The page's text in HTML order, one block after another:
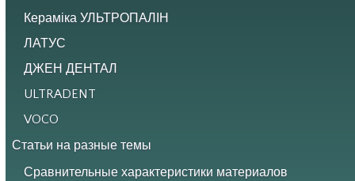
Кераміка УЛЬТРОПАЛІН
ЛАТУС
ДЖЕН ДЕНТАЛ
ULTRADENT
VOCO
Статьи на разные темы
Сравнительные характеристики материалов